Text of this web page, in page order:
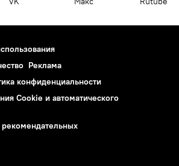
Реклама
конфиденциальности
Cookie и автоматического